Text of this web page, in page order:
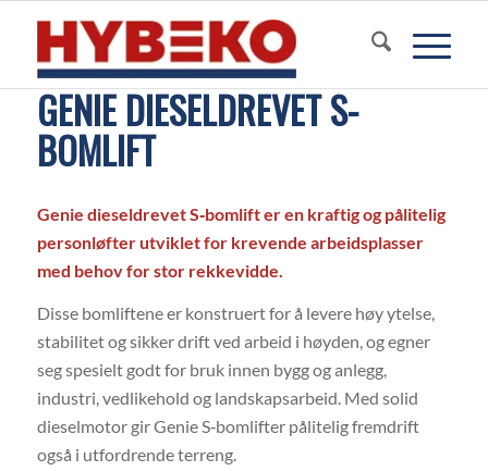
GENIE DIESELDREVET S-
BOMLIFT
Genie dieseldrevet S‑bomlift er en kraftig og pålitelig
personløfter utviklet for krevende arbeidsplasser
med behov for stor rekkevidde.
Disse bomliftene er konstruert for å levere høy ytelse,
stabilitet og sikker drift ved arbeid i høyden, og egner
seg spesielt godt for bruk innen bygg og anlegg,
industri, vedlikehold og landskapsarbeid. Med solid
dieselmotor gir Genie S‑bomlifter pålitelig fremdrift
også i utfordrende terreng.